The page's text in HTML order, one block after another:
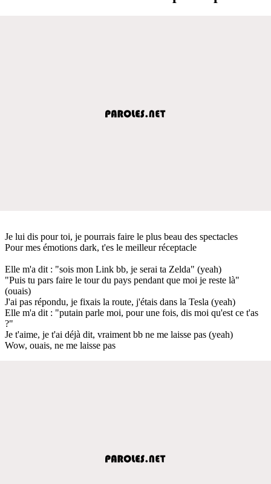
Je lui dis pour toi, je pourrais faire le plus beau des spectacles
Pour mes émotions dark, t'es le meilleur réceptacle
Elle m'a dit : "sois mon Link bb, je serai ta Zelda" (yeah)
"Puis tu pars faire le tour du pays pendant que moi je reste là"
(ouais)
J'ai pas répondu, je fixais la route, j'étais dans la Tesla (yeah)
Elle m'a dit : "putain parle moi, pour une fois, dis moi qu'est ce t'as
?"
Je t'aime, je t'ai déjà dit, vraiment bb ne me laisse pas (yeah)
Wow, ouais, ne me laisse pas